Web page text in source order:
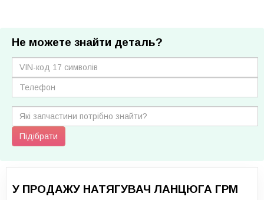
Не можете знайти деталь?
Підібрати
У ПРОДАЖУ НАТЯГУВАЧ ЛАНЦЮГА ГРМ